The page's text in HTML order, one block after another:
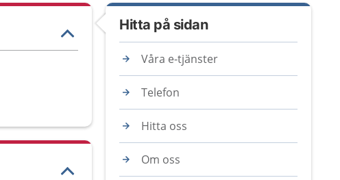
Hitta på sidan
Våra e-tjänster
Telefon
Hitta oss
Om oss